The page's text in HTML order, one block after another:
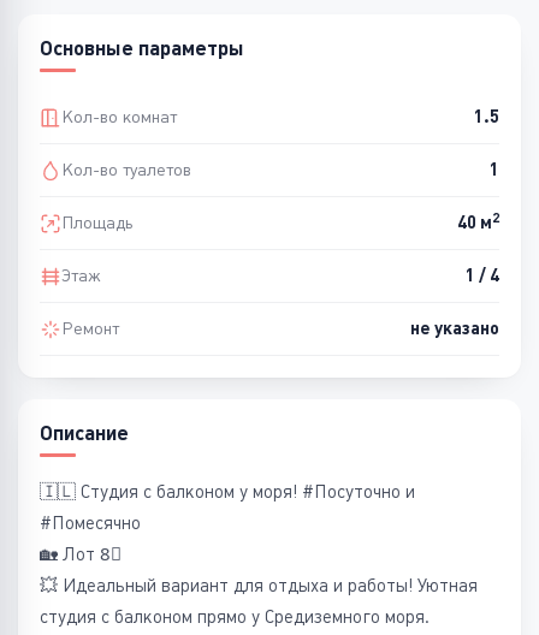
Основные параметры
Кол-во комнат 1.5
Кол-во туалетов 1
Площадь 40 м2
Этаж 1 / 4
Ремонт не указано
Описание
🇮🇱 Студия с балконом у моря! #Посуточно и
#Помесячно
🏡 Лот 8⃣
💥 Идеальный вариант для отдыха и работы! Уютная
студия с балконом прямо у Средиземного моря.